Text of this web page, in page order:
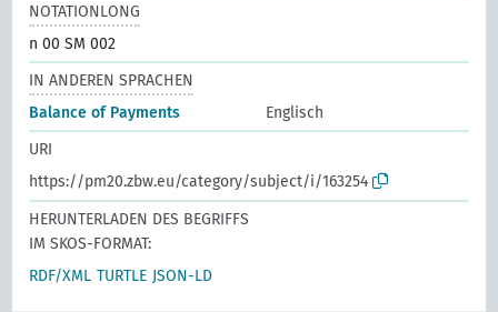
NOTATIONLONG
n 00 SM 002
IN ANDEREN SPRACHEN
Balance of Payments
Englisch
URI
https://pm20.zbw.eu/category/subject/i/163254
HERUNTERLADEN DES BEGRIFFS
IM SKOS-FORMAT:
RDF/XML TURTLE JSON-LD